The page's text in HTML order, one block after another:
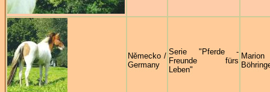
Německo /
Germany
Serie "Pferde -
Freunde fürs
Leben"
Marion